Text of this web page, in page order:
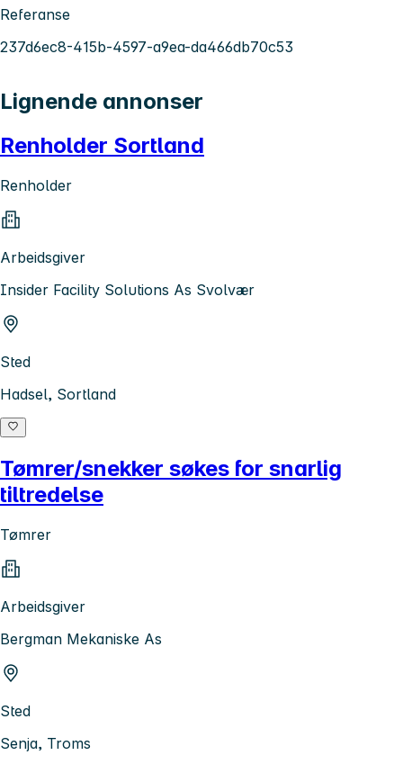
Referanse
237d6ec8-415b-4597-a9ea-da466db70c53
Lignende annonser
Renholder Sortland
Renholder
Arbeidsgiver
Insider Facility Solutions As Svolvær
Sted
Hadsel, Sortland
Tømrer/snekker søkes for snarlig
tiltredelse
Tømrer
Arbeidsgiver
Bergman Mekaniske As
Sted
Senja, Troms